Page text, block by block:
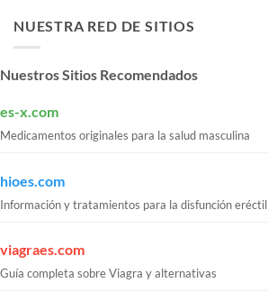
NUESTRA RED DE SITIOS
Nuestros Sitios Recomendados
es-x.com
Medicamentos originales para la salud masculina
hioes.com
Información y tratamientos para la disfunción eréctil
viagraes.com
Guía completa sobre Viagra y alternativas